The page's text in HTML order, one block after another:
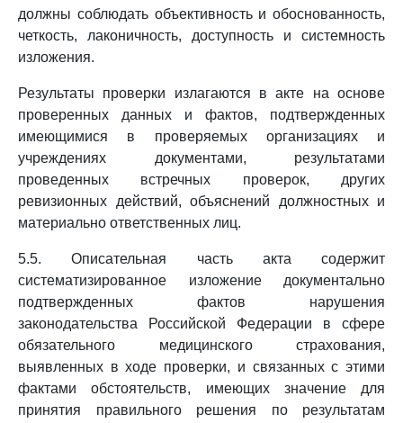
должны соблюдать объективность и обоснованность,
четкость, лаконичность, доступность и системность
изложения.
Результаты проверки излагаются в акте на основе
проверенных данных и фактов, подтвержденных
имеющимися в проверяемых организациях и
учреждениях документами, результатами
проведенных встречных проверок, других
ревизионных действий, объяснений должностных и
материально ответственных лиц.
5.5. Описательная часть акта содержит
систематизированное изложение документально
подтвержденных фактов нарушения
законодательства Российской Федерации в сфере
обязательного медицинского страхования,
выявленных в ходе проверки, и связанных с этими
фактами обстоятельств, имеющих значение для
принятия правильного решения по результатам